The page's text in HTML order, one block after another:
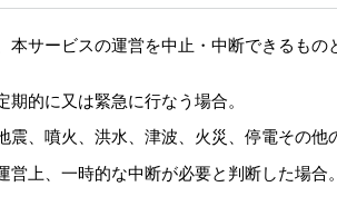
本サービスの運営を中止・中断できるも
的に又は緊急に行なう場合。
震、噴火、洪水、津波、火災、停電その
上、一時的な中断が必要と判断した場合。